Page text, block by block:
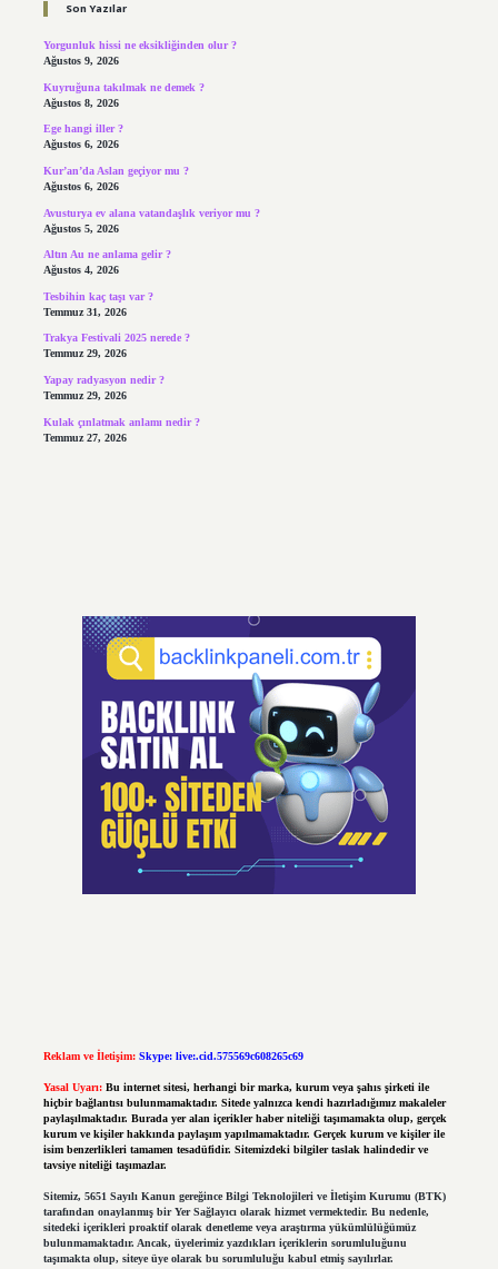
Son Yazılar
Yorgunluk hissi ne eksikliğinden olur ?
Ağustos 9, 2026
Kuyruğuna takılmak ne demek ?
Ağustos 8, 2026
Ege hangi iller ?
Ağustos 6, 2026
Kur’an’da Aslan geçiyor mu ?
Ağustos 6, 2026
Avusturya ev alana vatandaşlık veriyor mu ?
Ağustos 5, 2026
Altın Au ne anlama gelir ?
Ağustos 4, 2026
Tesbihin kaç taşı var ?
Temmuz 31, 2026
Trakya Festivali 2025 nerede ?
Temmuz 29, 2026
Yapay radyasyon nedir ?
Temmuz 29, 2026
Kulak çınlatmak anlamı nedir ?
Temmuz 27, 2026
Reklam ve İletişim: Skype: live:.cid.575569c608265c69
Yasal Uyarı: Bu internet sitesi, herhangi bir marka, kurum veya şahıs şirketi ile
hiçbir bağlantısı bulunmamaktadır. Sitede yalnızca kendi hazırladığımız makaleler
paylaşılmaktadır. Burada yer alan içerikler haber niteliği taşımamakta olup, gerçek
kurum ve kişiler hakkında paylaşım yapılmamaktadır. Gerçek kurum ve kişiler ile
isim benzerlikleri tamamen tesadüfidir. Sitemizdeki bilgiler taslak halindedir ve
tavsiye niteliği taşımazlar.
Sitemiz, 5651 Sayılı Kanun gereğince Bilgi Teknolojileri ve İletişim Kurumu (BTK)
tarafından onaylanmış bir Yer Sağlayıcı olarak hizmet vermektedir. Bu nedenle,
sitedeki içerikleri proaktif olarak denetleme veya araştırma yükümlülüğümüz
bulunmamaktadır. Ancak, üyelerimiz yazdıkları içeriklerin sorumluluğunu
taşımakta olup, siteye üye olarak bu sorumluluğu kabul etmiş sayılırlar.